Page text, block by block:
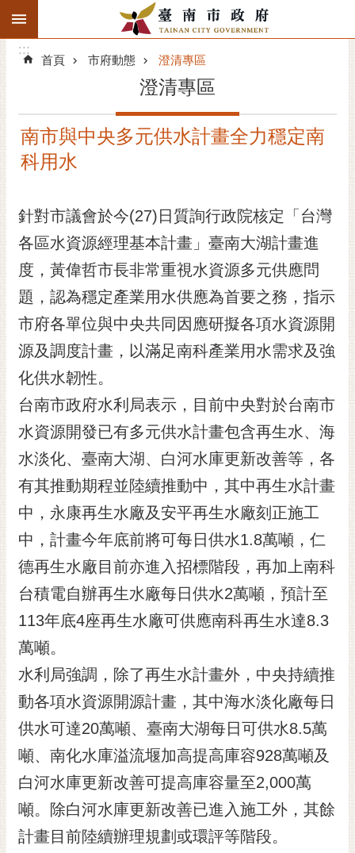
跳到主要內容區塊
搜
階
精彩府城
市府團隊
主題服務
市政資訊
市民互動
黃
偉
哲
螢
光
花
泉
桐
花
祭
網
站
導
覽
訂
閱
RSS
訂
閱
電
子
報
:::
:::
首頁 市府動態 澄清專區
澄清專區
南市與中央多元供水計畫全力穩定南
科用水
針對市議會於今(27)日質詢行政院核定「台灣
各區水資源經理基本計畫」臺南大湖計畫進
度，黃偉哲市長非常重視水資源多元供應問
題，認為穩定產業用水供應為首要之務，指示
市府各單位與中央共同因應研擬各項水資源開
源及調度計畫，以滿足南科產業用水需求及強
化供水韌性。
台南市政府水利局表示，目前中央對於台南市
水資源開發已有多元供水計畫包含再生水、海
水淡化、臺南大湖、白河水庫更新改善等，各
有其推動期程並陸續推動中，其中再生水計畫
中，永康再生水廠及安平再生水廠刻正施工
中，計畫今年底前將可每日供水1.8萬噸，仁
德再生水廠目前亦進入招標階段，再加上南科
台積電自辦再生水廠每日供水2萬噸，預計至
113年底4座再生水廠可供應南科再生水達8.3
萬噸。
水利局強調，除了再生水計畫外，中央持續推
動各項水資源開源計畫，其中海水淡化廠每日
供水可達20萬噸、臺南大湖每日可供水8.5萬
噸、南化水庫溢流堰加高提高庫容928萬噸及
白河水庫更新改善可提高庫容量至2,000萬
噸。除白河水庫更新改善已進入施工外，其餘
計畫目前陸續辦理規劃或環評等階段。